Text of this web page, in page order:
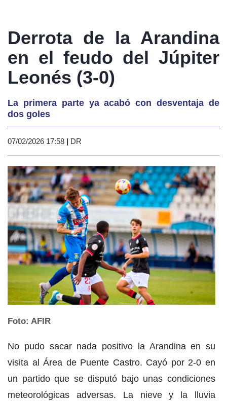
Derrota de la Arandina
en el feudo del Júpiter
Leonés (3-0)
La primera parte ya acabó con desventaja de
dos goles
07/02/2026 17:58 | DR
Foto: AFIR
No pudo sacar nada positivo la Arandina en su
visita al Área de Puente Castro. Cayó por 2-0 en
un partido que se disputó bajo unas condiciones
meteorológicas adversas. La nieve y la lluvia